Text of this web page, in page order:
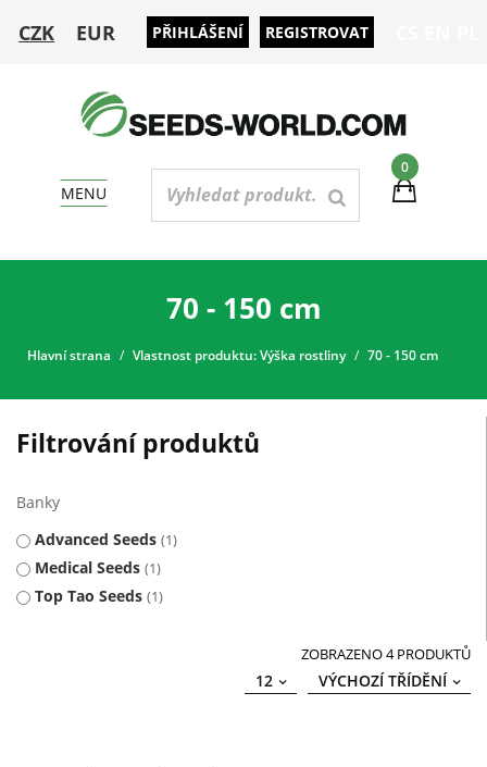
CZK EUR PŘIHLÁŠENÍ REGISTROVAT
0
MENU
70 - 150 cm
Hlavní strana Vlastnost produktu: Výška rostliny 70 - 150 cm
Filtrování produktů
Banky
Advanced Seeds 1
Medical Seeds 1
Top Tao Seeds 1
ZOBRAZENO 4 PRODUKTŮ
VÝCHOZÍ TŘÍDĚNÍ
12